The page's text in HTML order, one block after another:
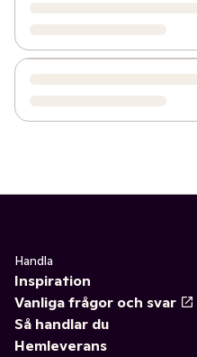
Handla
Inspiration
Vanliga frågor och svar
Så handlar du
Hemleverans